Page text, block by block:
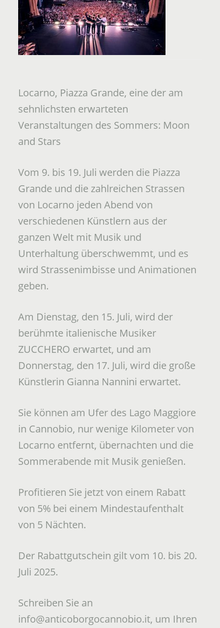
Locarno, Piazza Grande, eine der am
sehnlichsten erwarteten
Veranstaltungen des Sommers: Moon
and Stars
Vom 9. bis 19. Juli werden die Piazza
Grande und die zahlreichen Strassen
von Locarno jeden Abend von
verschiedenen Künstlern aus der
ganzen Welt mit Musik und
Unterhaltung überschwemmt, und es
wird Strassenimbisse und Animationen
geben.
Am Dienstag, den 15. Juli, wird der
berühmte italienische Musiker
ZUCCHERO erwartet, und am
Donnerstag, den 17. Juli, wird die große
Künstlerin Gianna Nannini erwartet.
Sie können am Ufer des Lago Maggiore
in Cannobio, nur wenige Kilometer von
Locarno entfernt, übernachten und die
Sommerabende mit Musik genießen.
Profitieren Sie jetzt von einem Rabatt
von 5% bei einem Mindestaufenthalt
von 5 Nächten.
Der Rabattgutschein gilt vom 10. bis 20.
Juli 2025.
Schreiben Sie an
info@anticoborgocannobio.it, um Ihren